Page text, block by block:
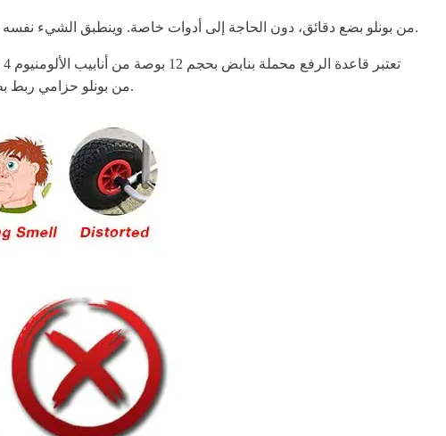
علاوة على ذلك، عادةً ما يستغرق تجميع عربة كاياك وبطل SUP من بونلو بضع دقائق، دون الحاجة إلى أدوات خاصة. وينطبق الشيء نفسه على تفكيك العربة، حيث أنها تتفكك بسهولة لتسهيل التخزين أو النقل.
الملحقات الضرورية الأخرى التي تأتي مع عربة كاياك وبطل SUP من بونلو حزامي ربط بطول 7.75 قدم يمكن أن يؤمن لوح التجديف الكامل بدون أي مشكلة.